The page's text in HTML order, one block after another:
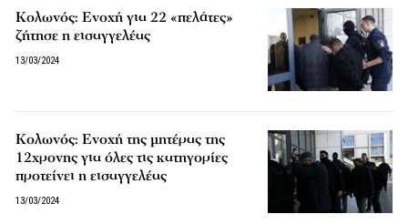
Κολωνός: Ενοχή για 22 «πελάτες»
ζήτησε η εισαγγελέας
13/03/2024
Κολωνός: Ενοχή της μητέρας της
12χρονης για όλες τις κατηγορίες
προτείνει η εισαγγελέας
13/03/2024